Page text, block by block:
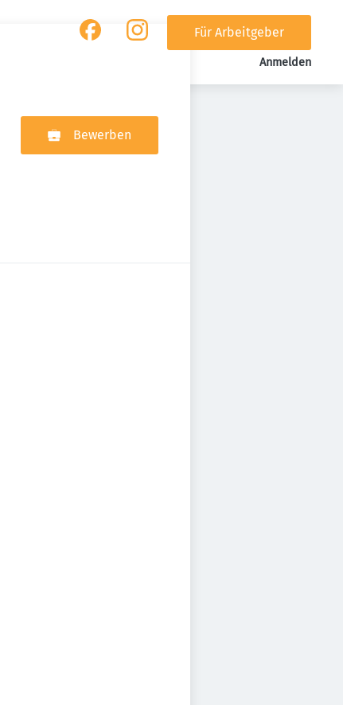
Für Arbeitgeber
Anmelden
Bewerben